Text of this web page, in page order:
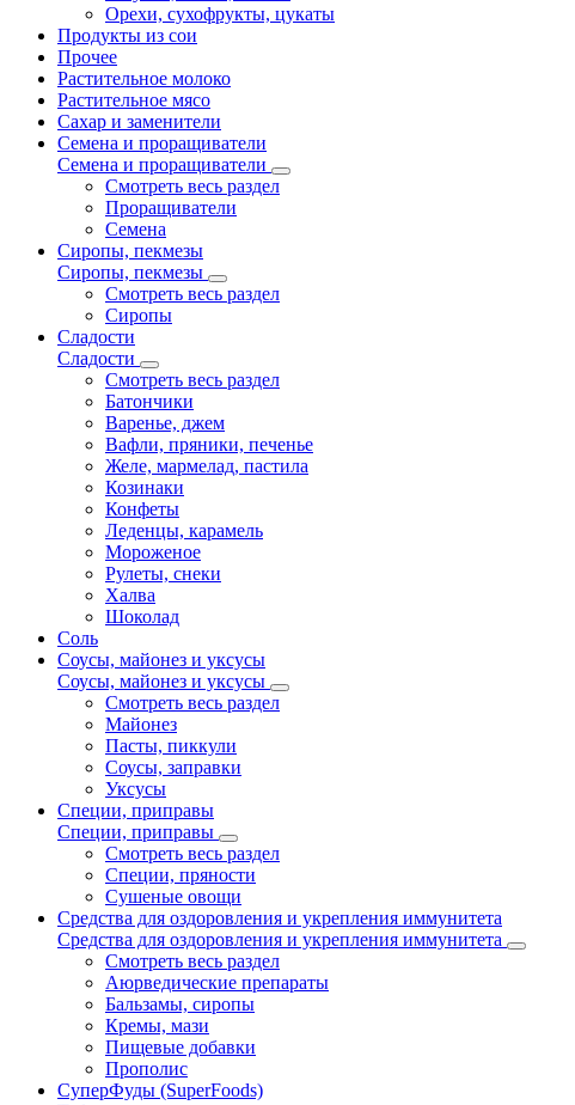
Орехи, сухофрукты, цукаты
Продукты из сои
Прочее
Растительное молоко
Растительное мясо
Сахар и заменители
Семена и проращиватели
Семена и проращиватели
Смотреть весь раздел
Проращиватели
Семена
Сиропы, пекмезы
Сиропы, пекмезы
Смотреть весь раздел
Сиропы
Сладости
Сладости
Смотреть весь раздел
Батончики
Варенье, джем
Вафли, пряники, печенье
Желе, мармелад, пастила
Козинаки
Конфеты
Леденцы, карамель
Мороженое
Рулеты, снеки
Халва
Шоколад
Соль
Соусы, майонез и уксусы
Соусы, майонез и уксусы
Смотреть весь раздел
Майонез
Пасты, пиккули
Соусы, заправки
Уксусы
Специи, приправы
Специи, приправы
Смотреть весь раздел
Специи, пряности
Сушеные овощи
Средства для оздоровления и укрепления иммунитета
Средства для оздоровления и укрепления иммунитета
Смотреть весь раздел
Аюрведические препараты
Бальзамы, сиропы
Кремы, мази
Пищевые добавки
Прополис
СуперФуды (SuperFoods)